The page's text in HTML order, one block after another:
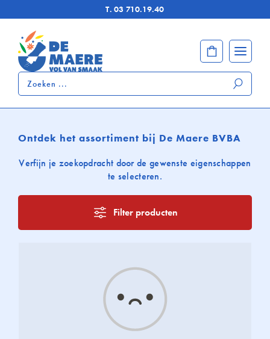
T.03 710.19.40
Zoeken
Ontdek het assortiment bij De Maere BVBA
Verfijn je zoekopdracht door de gewenste eigenschappen
te selecteren.
Filter producten